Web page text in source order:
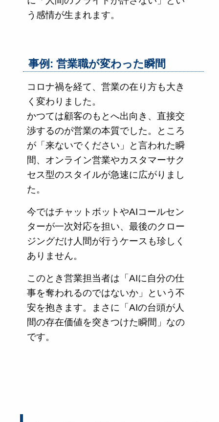
う感情が生まれます。
事例: 営業職が変わった瞬間
コロナ禍を経て、営業の在り方も大き
く変わりました。
かつては顧客のもとへ出向き、直接交
渉するのが営業の本質でした。ところ
が「来ないでください」と言われた瞬
間、オンライン営業やカスタマーサク
セス型のスタイルが急速に広がりまし
た。
今ではチャットボットやAIコールセン
ターが一次対応を担い、最後のクロー
ジングだけ人間が行うケースも珍しく
ありません。
このとき営業担当者は「AIに自分の仕
事を奪われるのではないか」という不
安を抱きます。まさに「AIの台頭が人
間の存在価値を突きつけた瞬間」なの
です。